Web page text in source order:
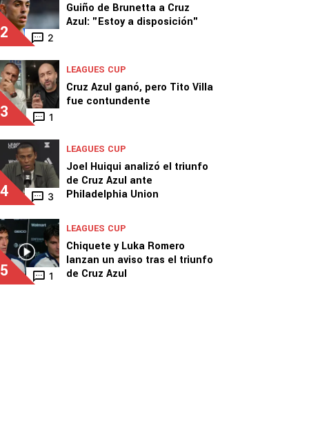
2 2
Guiño de Brunetta a Cruz
Azul: "Estoy a disposición"
3 1
LEAGUES CUP
Cruz Azul ganó, pero Tito Villa
fue contundente
4 3
LEAGUES CUP
Joel Huiqui analizó el triunfo
de Cruz Azul ante
Philadelphia Union
5 1
LEAGUES CUP
Chiquete y Luka Romero
lanzan un aviso tras el triunfo
de Cruz Azul